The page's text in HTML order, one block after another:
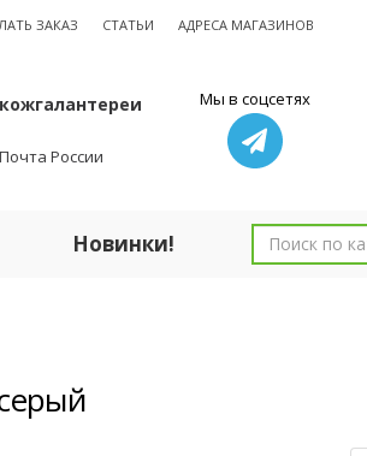
ЗАКАЗ СТАТЬИ АДРЕСА МАГАЗИНОВ
России
Мы в соцсетях
Новинки!